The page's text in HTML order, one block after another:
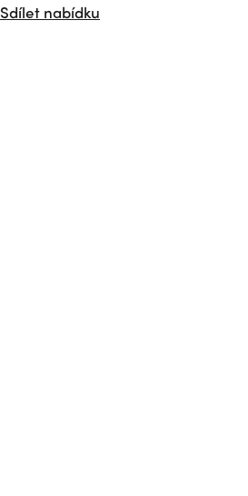
Sdílet nabídku